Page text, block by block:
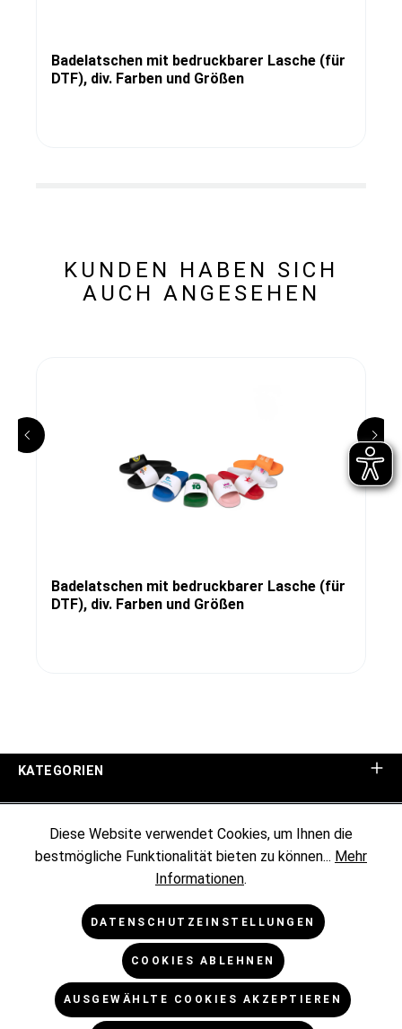
Badelatschen mit bedruckbarer Lasche (für
DTF), div. Farben und Größen
KUNDEN HABEN SICH
AUCH ANGESEHEN
Badelatschen mit bedruckbarer Lasche (für
DTF), div. Farben und Größen
KATEGORIEN
KUNDENINFORMATIONEN
RECHTLICHES
Diese Website verwendet Cookies, um Ihnen die
bestmögliche Funktionalität bieten zu können... Mehr
Informationen.
DATENSCHUTZEINSTELLUNGEN
COOKIES ABLEHNEN
AUSGEWÄHLTE COOKIES AKZEPTIEREN